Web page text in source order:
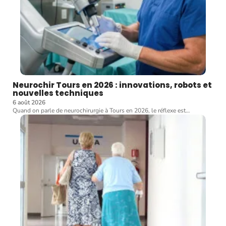
Neurochir Tours en 2026 : innovations, robots et
nouvelles techniques
6 août 2026
Quand on parle de neurochirurgie à Tours en 2026, le réflexe est…